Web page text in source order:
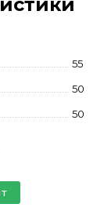
55
50
50